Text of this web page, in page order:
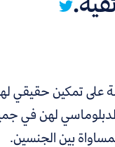
على تمكين حقيقي
لهن في
بين الجنسين.